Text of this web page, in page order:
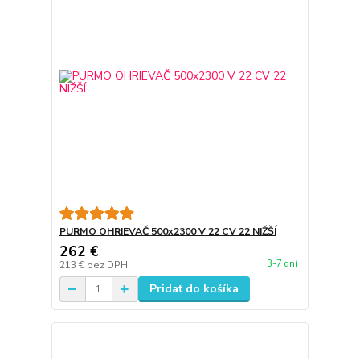
PURMO OHRIEVAČ 500x2300 V 22 CV 22 NIŽŠÍ
262 €
213 € bez DPH 3-7 dní
Pridať do košíka